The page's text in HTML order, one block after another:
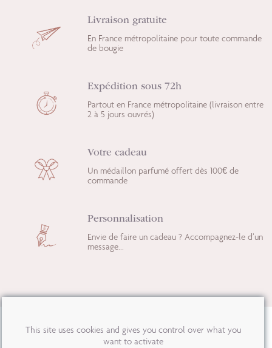
Livraison gratuite
En France métropolitaine pour toute commande
de bougie
Expédition sous 72h
Partout en France métropolitaine (livraison entre
2 à 5 jours ouvrés)
Votre cadeau
Un médaillon parfumé offert dès 100€ de
commande
Personnalisation
Envie de faire un cadeau ? Accompagnez-le d’un
message...
This site uses cookies and gives you control over what you
want to activate